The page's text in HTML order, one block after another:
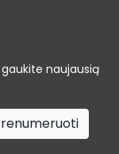
naujausią